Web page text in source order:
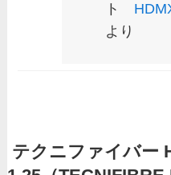
ト
より
テクニファイバー